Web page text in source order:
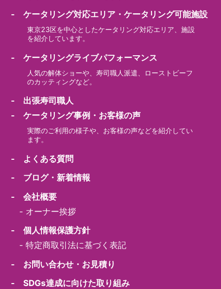
- ケータリング対応エリア・ケータリング可能施設
東京23区を中心としたケータリング対応エリア、施設
を紹介しています。
- ケータリングライブパフォーマンス
人気の解体ショーや、寿司職人派遣、ローストビーフ
のカッティングなど。
- 出張寿司職人
- ケータリング事例・お客様の声
実際のご利用の様子や、お客様の声などを紹介してい
ます。
- よくある質問
- ブログ・新着情報
- 会社概要
- オーナー挨拶
- 個人情報保護方針
-特定商取引法に基づく表記
- お問い合わせ・お見積り
- SDGs達成に向けた取り組み